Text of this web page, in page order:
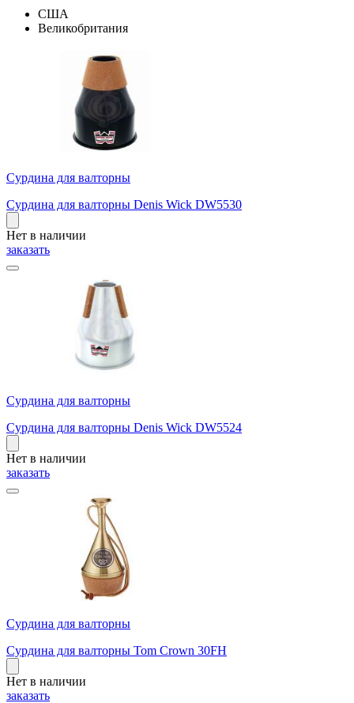
США
Великобритания
Сурдина для валторны
Сурдина для валторны Denis Wick DW5530
Нет в наличии
заказать
Сурдина для валторны
Сурдина для валторны Denis Wick DW5524
Нет в наличии
заказать
Сурдина для валторны
Сурдина для валторны Tom Crown 30FH
Нет в наличии
заказать